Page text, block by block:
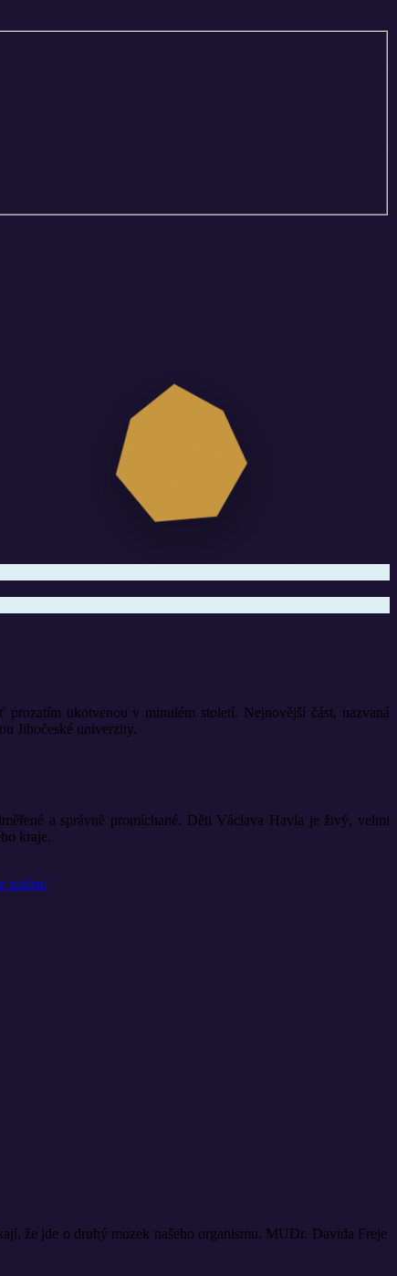
ukotvenou v minulém století. Nejnovější část, nazvaná
Jihočeské univerzity.
a správně promíchané. Děti Václava Havla je živý, velmi
kraje.
že jde o druhý mozek našeho organismu. MUDr. Davida Freje